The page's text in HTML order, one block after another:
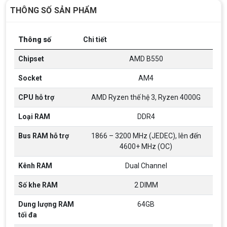
THÔNG SỐ SẢN PHẨM
Thông số Chi tiết
Chipset AMD B550
Socket AM4
CPU hỗ trợ AMD Ryzen thế hệ 3, Ryzen 4000G
Loại RAM DDR4
Bus RAM hỗ trợ
1866 – 3200 MHz (JEDEC), lên đến
4600+ MHz (OC)
Kênh RAM Dual Channel
Số khe RAM 2 DIMM
Dung lượng RAM
tối đa
64GB
Top 18 tựa game PC huyền thoại gắn liền
với tuổi thơ của game thủ Việt vào những
thơ của game thủ Việt vào những năm 2000